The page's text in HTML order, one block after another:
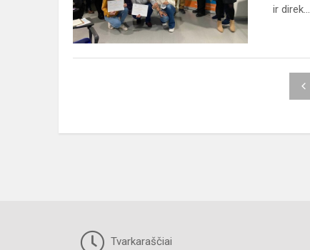
Augdamas
Atsakingai...
ir direk...
Tvarkaraščiai